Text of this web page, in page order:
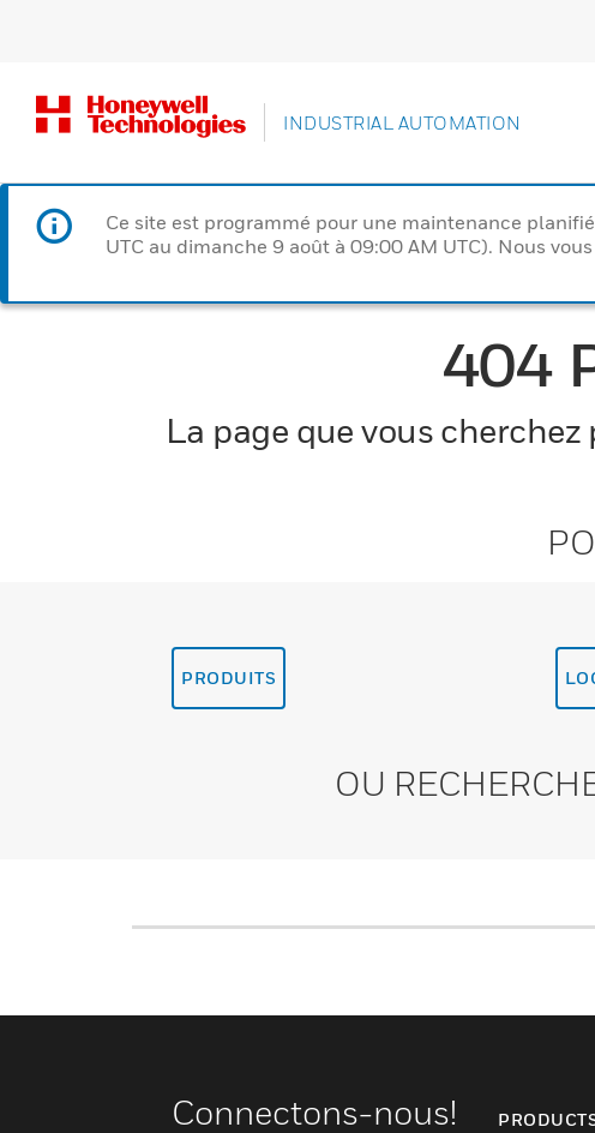
INDUSTRIAL AUTOMATION
Ce site est programmé pour une maintenance
UTC au dimanche 9 août à 09:00 AM UTC). Nous
404
La page que vous
PRODUITS
OU
Connectons-nous!